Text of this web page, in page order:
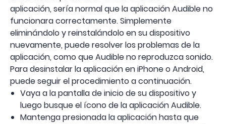
aplicación, sería normal que la aplicación Audible no
funcionara correctamente. Simplemente
eliminándolo y reinstalándolo en su dispositivo
nuevamente, puede resolver los problemas de la
aplicación, como que Audible no reproduzca sonido.
Para desinstalar la aplicación en iPhone o Android,
puede seguir el procedimiento a continuación.
Vaya a la pantalla de inicio de su dispositivo y
luego busque el ícono de la aplicación Audible.
Mantenga presionada la aplicación hasta que